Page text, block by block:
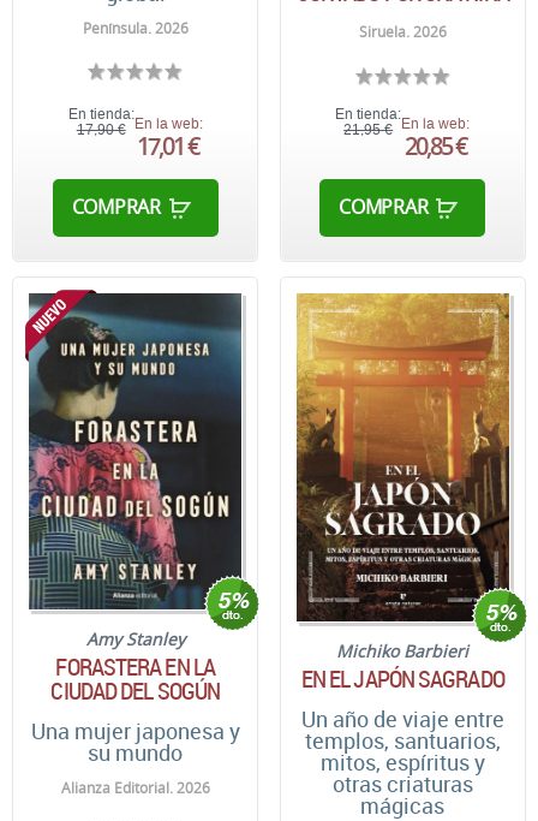
Península. 2026
En tienda:
17,90 € En la web:
17,01 €
COMPRAR
Siruela. 2026
En tienda:
21,95 €
En la web:
20,85 €
COMPRAR
Amy Stanley
FORASTERA EN LA
CIUDAD DEL SOGÚN
Una mujer japonesa y
su mundo
Alianza Editorial. 2026
Michiko Barbieri
EN EL JAPÓN SAGRADO
Un año de viaje entre
templos, santuarios,
mitos, espíritus y
otras criaturas
mágicas